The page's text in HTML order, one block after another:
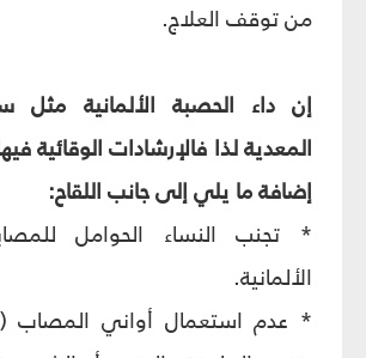
من توقف العلاج.
إن داء الحصبة الألمانية مثل
المعدية لذا فالإرشادات الوقائية
إضافة ما يلي إلى جانب اللقاح:
* تجنب النساء الحوامل
الألمانية.
* عدم استعمال أواني المصاب